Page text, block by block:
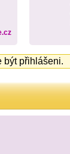
být přihlášeni.